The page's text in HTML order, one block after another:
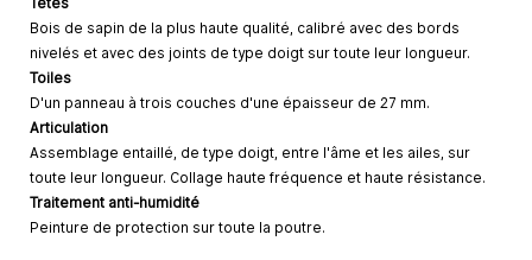
Têtes
Bois de sapin de la plus haute qualité, calibré avec des bords
nivelés et avec des joints de type doigt sur toute leur longueur.
Toiles
D'un panneau à trois couches d'une épaisseur de 27 mm.
Articulation
Assemblage entaillé, de type doigt, entre l'âme et les ailes, sur
toute leur longueur. Collage haute fréquence et haute résistance.
Traitement anti-humidité
Peinture de protection sur toute la poutre.